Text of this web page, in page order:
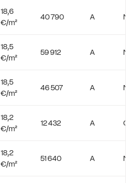
18,6
€/m²
40 790 A
18,5
€/m²
59 912 A
18,5
€/m²
46 507 A
18,2
€/m²
12 432 A Oui
18,2
€/m²
51 640 A